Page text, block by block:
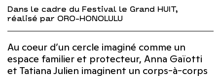
Dans le cadre du Festival le Grand HUIT,
réalisé par ORO-HONOLULU
Au coeur d’un cercle imaginé comme un
espace familier et protecteur, Anna Gaïotti
et Tatiana Julien imaginent un corps-à-corps